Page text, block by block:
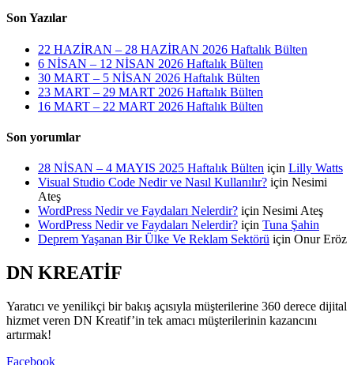
Son Yazılar
22 HAZİRAN – 28 HAZİRAN 2026 Haftalık Bülten
6 NİSAN – 12 NİSAN 2026 Haftalık Bülten
30 MART – 5 NİSAN 2026 Haftalık Bülten
23 MART – 29 MART 2026 Haftalık Bülten
16 MART – 22 MART 2026 Haftalık Bülten
Son yorumlar
28 NİSAN – 4 MAYIS 2025 Haftalık Bülten için Lilly Watts
Visual Studio Code Nedir ve Nasıl Kullanılır? için Nesimi
Ateş
WordPress Nedir ve Faydaları Nelerdir? için Nesimi Ateş
WordPress Nedir ve Faydaları Nelerdir? için Tuna Şahin
Deprem Yaşanan Bir Ülke Ve Reklam Sektörü için Onur Eröz
DN KREATİF
Yaratıcı ve yenilikçi bir bakış açısıyla müşterilerine 360 derece dijital
hizmet veren DN Kreatif’in tek amacı müşterilerinin kazancını
artırmak!
Facebook